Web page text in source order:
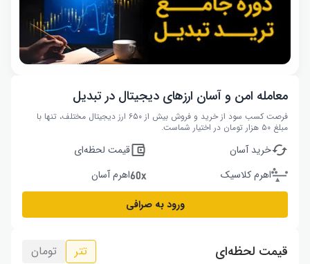
معامله امن و آسان ارزهای دیجیتال در تبدیل
فرصت کسب سود از خرید و فروش بیش از ۶۵۰ ارز دیجیتال مختلف، تنها با
مبلغ ۵۰ هزار تومان در اختیار شماست.
خرید آسان
قیمت لحظه‌ای
اهرم کلاسیک
اهرم آسان
ورود به صرافی
قیمت لحظه‌ای تتر تومان